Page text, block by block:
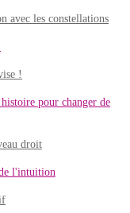
avec les constellations
!
pour changer de
droit
l'intuition